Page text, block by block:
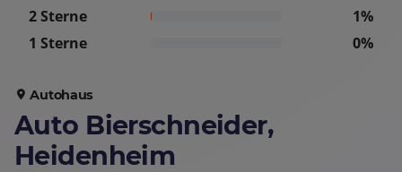
2 Sterne
1%
1 Sterne
0%
Autohaus
Auto Bierschneider,
Heidenheim